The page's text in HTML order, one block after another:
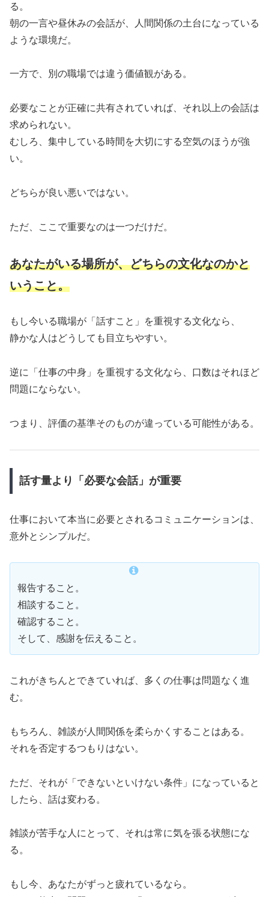
る。
朝の一言や昼休みの会話が、人間関係の土台になっている
ような環境だ。
一方で、別の職場では違う価値観がある。
必要なことが正確に共有されていれば、それ以上の会話は
求められない。
むしろ、集中している時間を大切にする空気のほうが強
い。
どちらが良い悪いではない。
ただ、ここで重要なのは一つだけだ。
あなたがいる場所が、どちらの文化なのかと
いうこと。
もし今いる職場が「話すこと」を重視する文化なら、
静かな人はどうしても目立ちやすい。
逆に「仕事の中身」を重視する文化なら、口数はそれほど
問題にならない。
つまり、評価の基準そのものが違っている可能性がある。
話す量より「必要な会話」が重要
仕事において本当に必要とされるコミュニケーションは、
意外とシンプルだ。
報告すること。
相談すること。
確認すること。
そして、感謝を伝えること。
これがきちんとできていれば、多くの仕事は問題なく進
む。
もちろん、雑談が人間関係を柔らかくすることはある。
それを否定するつもりはない。
ただ、それが「できないといけない条件」になっていると
したら、話は変わる。
雑談が苦手な人にとって、それは常に気を張る状態にな
る。
もし今、あなたがずっと疲れているなら。